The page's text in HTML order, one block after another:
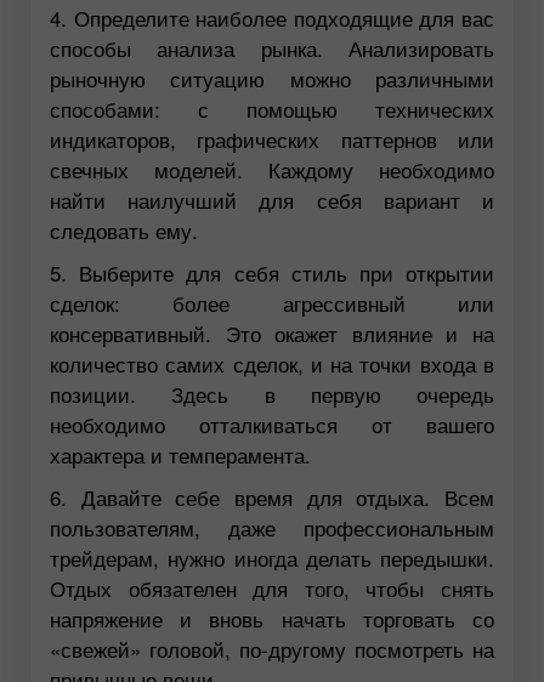
4. Определите наиболее подходящие для вас
способы анализа рынка. Анализировать
рыночную ситуацию можно различными
способами: с помощью технических
индикаторов, графических паттернов или
свечных моделей. Каждому необходимо
найти наилучший для себя вариант и
следовать ему.
5. Выберите для себя стиль при открытии
сделок: более агрессивный или
консервативный. Это окажет влияние и на
количество самих сделок, и на точки входа в
позиции. Здесь в первую очередь
необходимо отталкиваться от вашего
характера и темперамента.
6. Давайте себе время для отдыха. Всем
пользователям, даже профессиональным
трейдерам, нужно иногда делать передышки.
Отдых обязателен для того, чтобы снять
напряжение и вновь начать торговать со
«свежей» головой, по-другому посмотреть на